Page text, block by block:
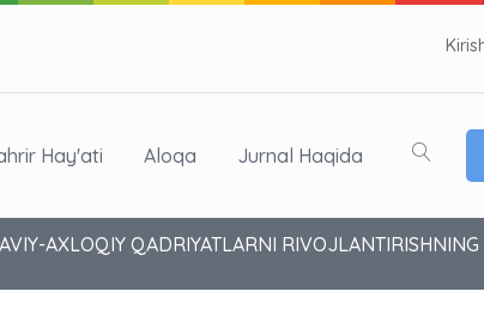
Hay'ati Aloqa Jurnal Haqida
AXLOQIY QADRIYATLARNI